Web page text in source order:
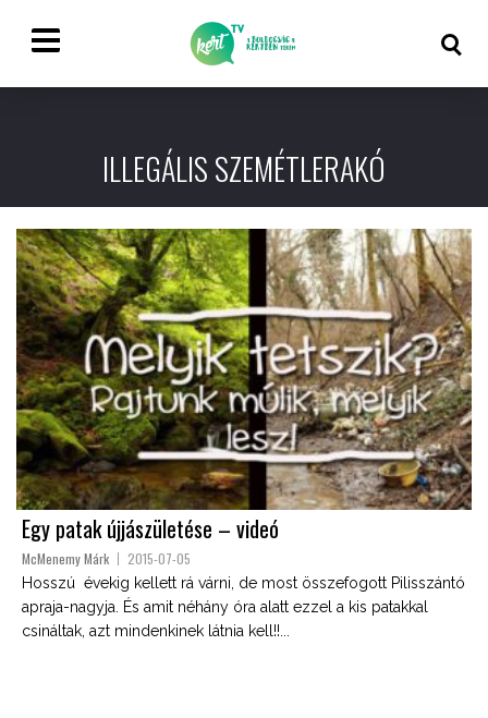
ILLEGÁLIS SZEMÉTLERAKÓ
Egy patak újjászületése – videó
McMenemy Márk 2015-07-05
Hosszú évekig kellett rá várni, de most összefogott Pilisszántó
apraja-nagyja. És amit néhány óra alatt ezzel a kis patakkal
csináltak, azt mindenkinek látnia kell!!...